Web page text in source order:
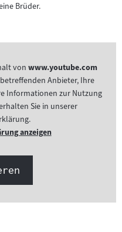
Brüder.
von www.youtube.com
Anbieter, Ihre
Informationen zur Nutzung
Sie in unserer
anzeigen